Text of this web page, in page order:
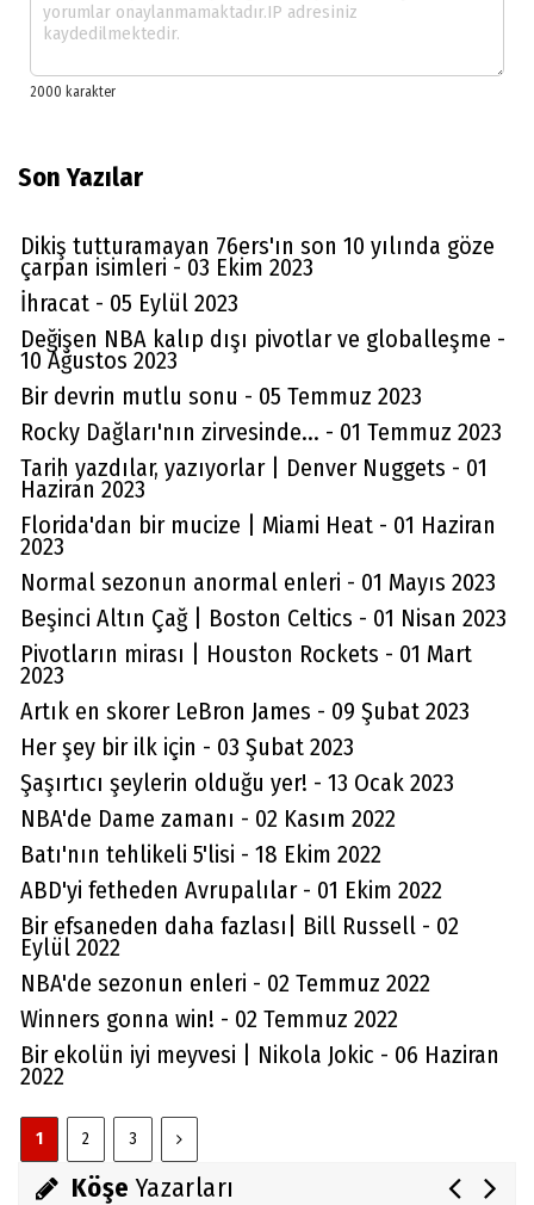
Son Yazılar
Dikiş tutturamayan 76ers'ın son 10 yılında göze
çarpan isimleri - 03 Ekim 2023
İhracat - 05 Eylül 2023
Değişen NBA kalıp dışı pivotlar ve globalleşme -
10 Ağustos 2023
Bir devrin mutlu sonu - 05 Temmuz 2023
Rocky Dağları'nın zirvesinde... - 01 Temmuz 2023
Tarih yazdılar, yazıyorlar | Denver Nuggets - 01
Haziran 2023
Florida'dan bir mucize | Miami Heat - 01 Haziran
2023
Normal sezonun anormal enleri - 01 Mayıs 2023
Beşinci Altın Çağ | Boston Celtics - 01 Nisan 2023
Pivotların mirası | Houston Rockets - 01 Mart
2023
Artık en skorer LeBron James - 09 Şubat 2023
Her şey bir ilk için - 03 Şubat 2023
Şaşırtıcı şeylerin olduğu yer! - 13 Ocak 2023
NBA'de Dame zamanı - 02 Kasım 2022
Batı'nın tehlikeli 5'lisi - 18 Ekim 2022
ABD'yi fetheden Avrupalılar - 01 Ekim 2022
Bir efsaneden daha fazlası| Bill Russell - 02
Eylül 2022
NBA'de sezonun enleri - 02 Temmuz 2022
Winners gonna win! - 02 Temmuz 2022
Bir ekolün iyi meyvesi | Nikola Jokic - 06 Haziran
2022
1 2 3
Köşe Yazarları
Aydın Örs
Ataman için imkansız yok
Melda Yakupoğlu
Görünmeyen Kahramanlar: Ebeveynler